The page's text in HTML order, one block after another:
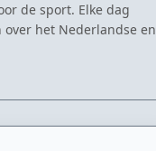
de sport. Elke dag
het Nederlandse en